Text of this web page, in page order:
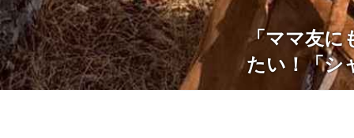
「ママ友に
たい！「シ